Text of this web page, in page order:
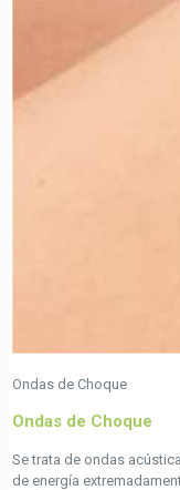
Ondas de Choque
Ondas de Choque
Se trata de ondas
de energía